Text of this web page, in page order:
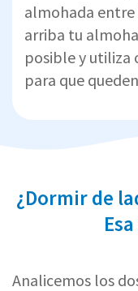
almohada
arriba tu
posible y utiliza
para que
¿Dormir de
Analicemos los